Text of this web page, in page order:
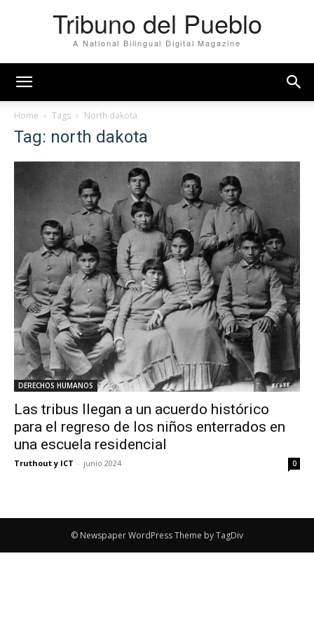
Tribuno del Pueblo
A National Bilingual Digital Magazine
Home Tags North dakota
Tag: north dakota
DERECHOS HUMANOS
Las tribus llegan a un acuerdo histórico
para el regreso de los niños enterrados en
una escuela residencial
Truthout y ICT - junio 2024 0
© Newspaper WordPress Theme by TagDiv